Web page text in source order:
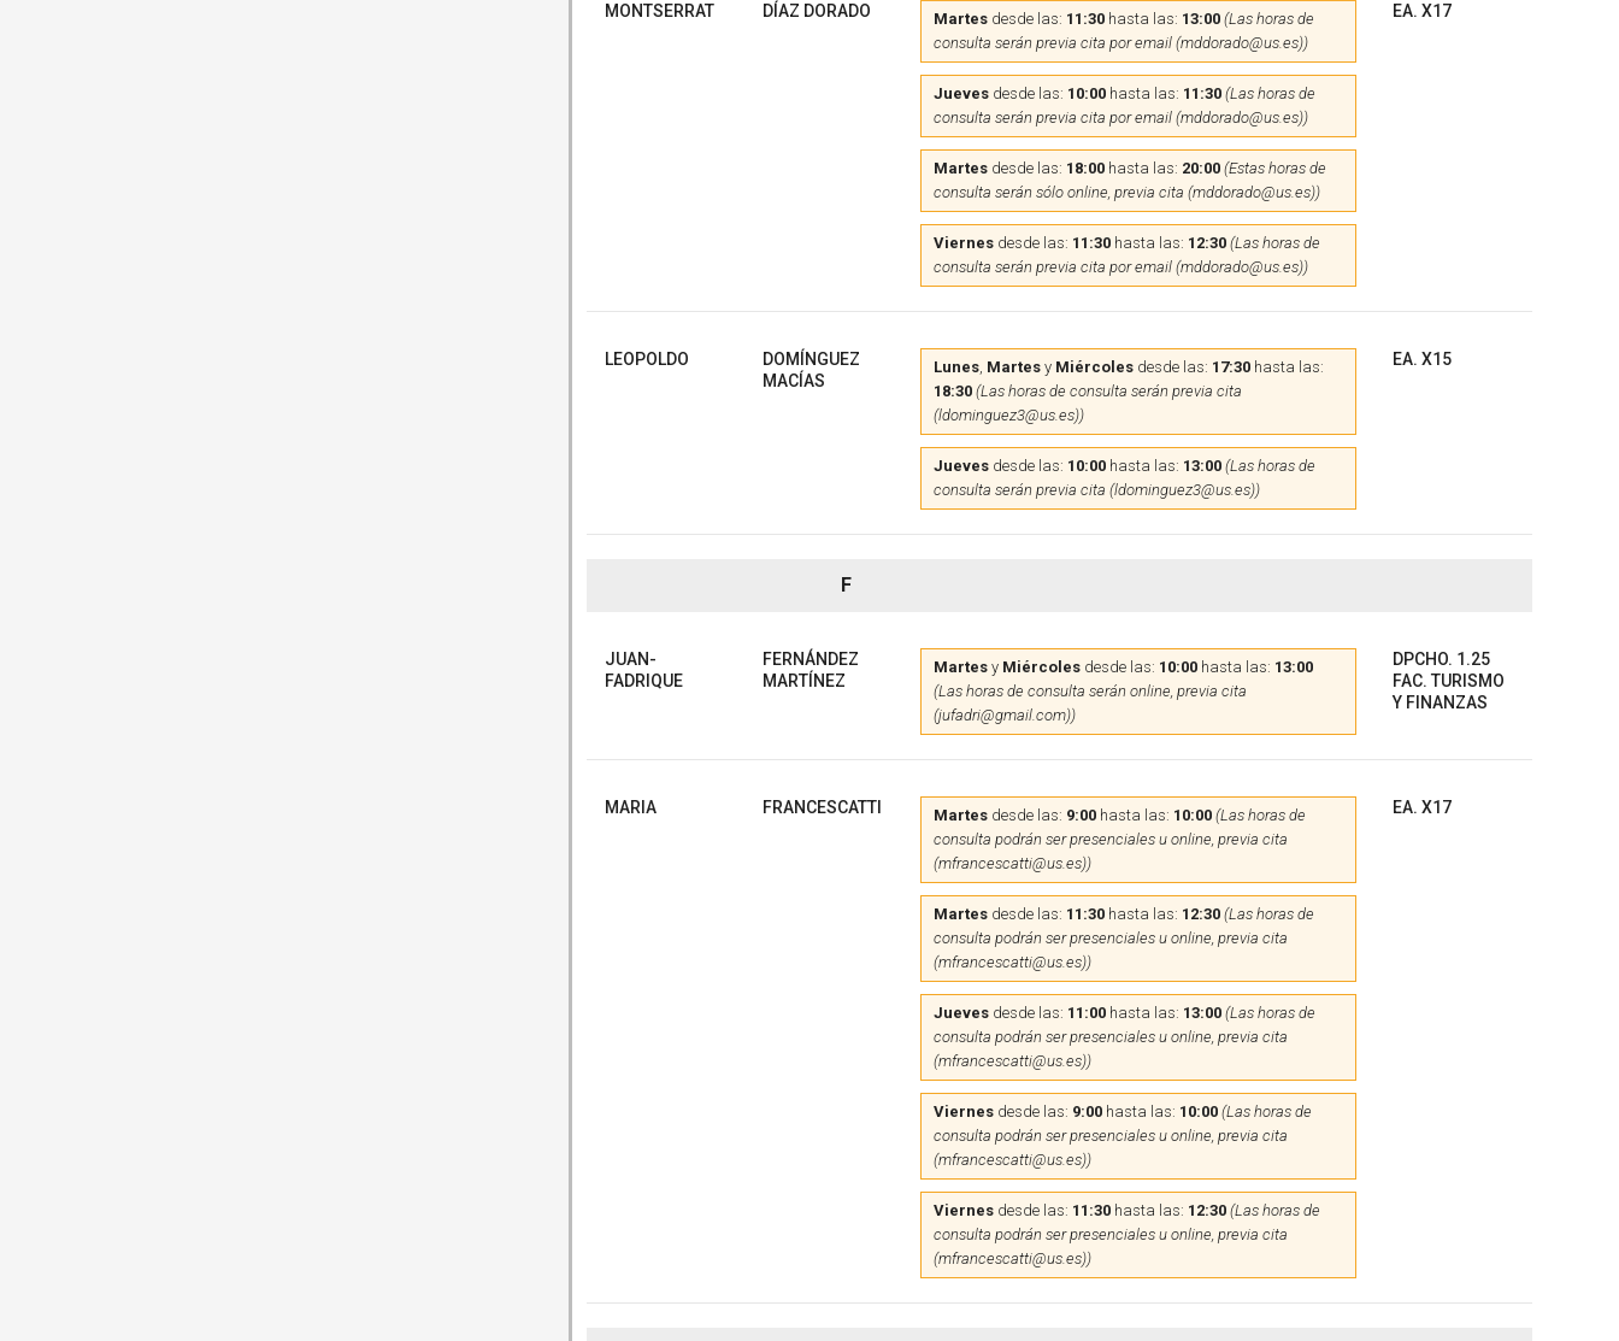
MONTSERRAT DÍAZ DORADO Martesdesde las: 11:30hasta las: 13:00 (Las horas de
consulta serán previa cita por email (mddorado@us.es))
Juevesdesde las: 10:00hasta las: 11:30 (Las horas de
consulta serán previa cita por email (mddorado@us.es))
Martesdesde las: 18:00hasta las: 20:00 (Estas horas de
consulta serán sólo online, previa cita (mddorado@us.es))
Viernesdesde las: 11:30hasta las: 12:30 (Las horas de
consulta serán previa cita por email (mddorado@us.es))
EA. X17
LEOPOLDO
DOMÍNGUEZ
MACÍAS
Lunes, Martesy Miércolesdesde las: 17:30hasta las:
18:30 (Las horas de consulta serán previa cita
(ldominguez3@us.es))
Juevesdesde las: 10:00hasta las: 13:00 (Las horas de
consulta serán previa cita (ldominguez3@us.es))
EA. X15
F
JUAN-
FADRIQUE
FERNÁNDEZ
MARTÍNEZ
Martesy Miércolesdesde las: 10:00hasta las: 13:00
(Las horas de consulta serán online, previa cita
(jufadri@gmail.com))
DPCHO. 1.25
FAC. TURISMO
Y FINANZAS
MARIA FRANCESCATTI Martesdesde las: 9:00hasta las: 10:00 (Las horas de
consulta podrán ser presenciales u online, previa cita
(mfrancescatti@us.es))
Martesdesde las: 11:30hasta las: 12:30 (Las horas de
consulta podrán ser presenciales u online, previa cita
(mfrancescatti@us.es))
Juevesdesde las: 11:00hasta las: 13:00 (Las horas de
consulta podrán ser presenciales u online, previa cita
(mfrancescatti@us.es))
Viernesdesde las: 9:00hasta las: 10:00 (Las horas de
consulta podrán ser presenciales u online, previa cita
(mfrancescatti@us.es))
Viernesdesde las: 11:30hasta las: 12:30 (Las horas de
consulta podrán ser presenciales u online, previa cita
(mfrancescatti@us.es))
EA. X17